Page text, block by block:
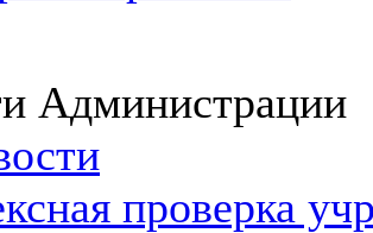
Администрации
проверка